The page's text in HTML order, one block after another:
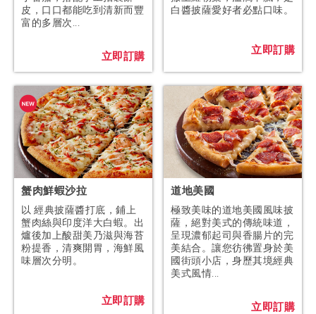
皮，口口都能吃到清新而豐
富的多層次...
立即訂購
白醬披薩愛好者必點口味。
立即訂購
蟹肉鮮蝦沙拉
以 經典披薩醬打底，鋪上
蟹肉絲與印度洋大白蝦。出
爐後加上酸甜美乃滋與海苔
粉提香，清爽開胃，海鮮風
味層次分明。
立即訂購
道地美國
極致美味的道地美國風味披
薩，絕對美式的傳統味道，
呈現濃郁起司與香腸片的完
美結合。讓您彷彿置身於美
國街頭小店，身歷其境經典
美式風情...
立即訂購